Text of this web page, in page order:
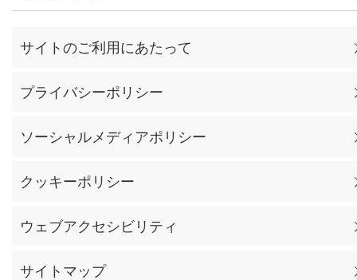
サイトのご利用にあたって
プライバシーポリシー
ソーシャルメディアポリシー
クッキーポリシー
ウェブアクセシビリティ
サイトマップ